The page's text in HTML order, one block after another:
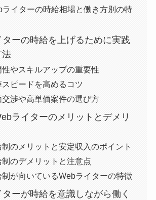
ライターの時給相場と働き方別の特
ターの時給を上げるために実践
法
性やスキルアップの重要性
スピードを高めるコツ
交渉や高単価案件の選び方
ライターのメリットとデメリ
制のメリットと安定収入のポイント
制のデメリットと注意点
制が向いているWebライターの特徴
ーが時給を意識しながら働く